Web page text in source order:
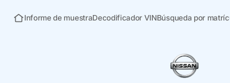
InicioInforme de muestraDecodificador VINBúsqueda por